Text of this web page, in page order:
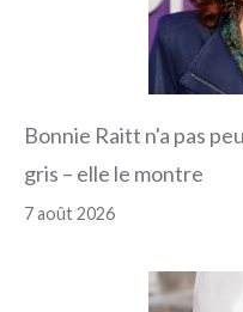
Bonnie Raitt n'a pas
gris – elle le montre
7 août 2026